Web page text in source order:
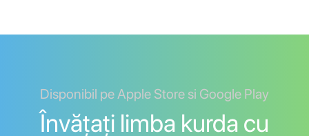
Disponibil pe Apple Store si Google Play
Învățați limba kurda cu